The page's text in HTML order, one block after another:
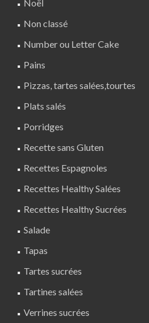
Noël
Non classé
Number ou Letter Cake
Pains
Pizzas, tartes salées,tourtes
Plats salés
Porridges
Recette sans Gluten
Recettes Espagnoles
Recettes Healthy Salées
Recettes Healthy Sucrées
Salade
Tapas
Tartes sucrées
Tartines salées
Verrines sucrées